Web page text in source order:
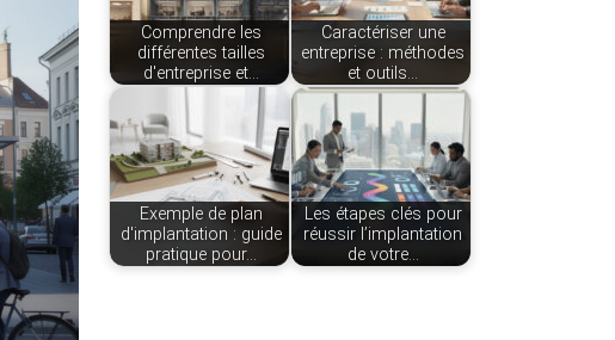
Comprendre les
différentes tailles
d'entreprise et…
Caractériser une
entreprise : méthodes
et outils…
Exemple de plan
d'implantation : guide
pratique pour…
Les étapes clés pour
réussir l’implantation
de votre…